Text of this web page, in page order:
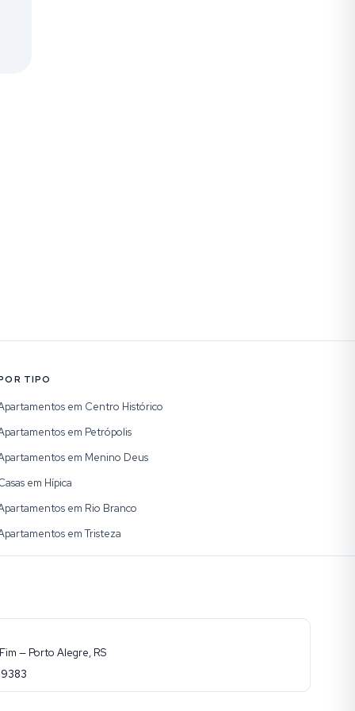
TIPO
em Centro Histórico
em Petrópolis
em Menino Deus
em Hípica
em Rio Branco
em Tristeza
— Porto Alegre, RS